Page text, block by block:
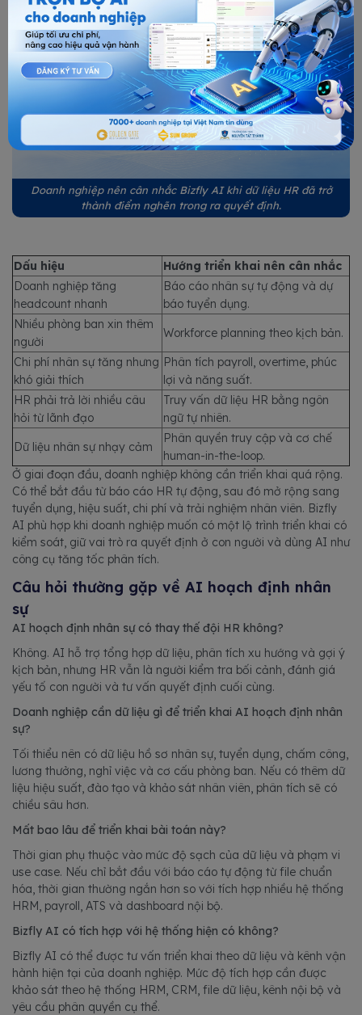
Doanh nghiệp nên cân nhắc Bizfly AI khi dữ liệu HR đã trở
thành điểm nghẽn trong ra quyết định.
Dấu hiệu
Hướng triển khai nên cân nhắc
Doanh nghiệp tăng
headcount nhanh
Báo cáo nhân sự tự động và dự
báo tuyển dụng.
Nhiều phòng ban xin thêm
người
Workforce planning theo kịch bản.
Chi phí nhân sự tăng nhưng
khó giải thích
Phân tích payroll, overtime, phúc
lợi và năng suất.
HR phải trả lời nhiều câu
hỏi từ lãnh đạo
Truy vấn dữ liệu HR bằng ngôn
ngữ tự nhiên.
Dữ liệu nhân sự nhạy cảm
Phân quyền truy cập và cơ chế
human-in-the-loop.
Ở giai đoạn đầu, doanh nghiệp không cần triển khai quá rộng.
Có thể bắt đầu từ báo cáo HR tự động, sau đó mở rộng sang
tuyển dụng, hiệu suất, chi phí và trải nghiệm nhân viên. Bizfly
AI phù hợp khi doanh nghiệp muốn có một lộ trình triển khai có
kiểm soát, giữ vai trò ra quyết định ở con người và dùng AI như
công cụ tăng tốc phân tích.
Câu hỏi thường gặp về AI hoạch định nhân
sự
AI hoạch định nhân sự có thay thế đội HR không?
Không. AI hỗ trợ tổng hợp dữ liệu, phân tích xu hướng và gợi ý
kịch bản, nhưng HR vẫn là người kiểm tra bối cảnh, đánh giá
yếu tố con người và tư vấn quyết định cuối cùng.
Doanh nghiệp cần dữ liệu gì để triển khai AI hoạch định nhân
sự?
Tối thiểu nên có dữ liệu hồ sơ nhân sự, tuyển dụng, chấm công,
lương thưởng, nghỉ việc và cơ cấu phòng ban. Nếu có thêm dữ
liệu hiệu suất, đào tạo và khảo sát nhân viên, phân tích sẽ có
chiều sâu hơn.
Mất bao lâu để triển khai bài toán này?
Thời gian phụ thuộc vào mức độ sạch của dữ liệu và phạm vi
use case. Nếu chỉ bắt đầu với báo cáo tự động từ file chuẩn
hóa, thời gian thường ngắn hơn so với tích hợp nhiều hệ thống
HRM, payroll, ATS và dashboard nội bộ.
Bizfly AI có tích hợp với hệ thống hiện có không?
Bizfly AI có thể được tư vấn triển khai theo dữ liệu và kênh vận
hành hiện tại của doanh nghiệp. Mức độ tích hợp cần được
khảo sát theo hệ thống HRM, CRM, file dữ liệu, kênh nội bộ và
yêu cầu phân quyền cụ thể.